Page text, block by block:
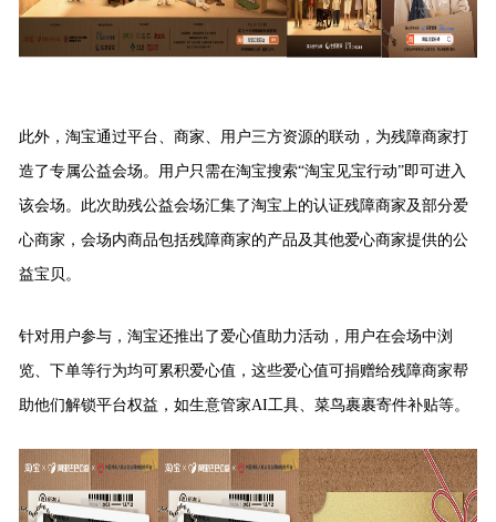
此外，淘宝通过平台、商家、用户三方资源的联动，为残障商家打
造了专属公益会场。用户只需在淘宝搜索“淘宝见宝行动”即可进入
该会场。此次助残公益会场汇集了淘宝上的认证残障商家及部分爱
心商家，会场内商品包括残障商家的产品及其他爱心商家提供的公
益宝贝。
针对用户参与，淘宝还推出了爱心值助力活动，用户在会场中浏
览、下单等行为均可累积爱心值，这些爱心值可捐赠给残障商家帮
助他们解锁平台权益，如生意管家AI工具、菜鸟裹裹寄件补贴等。